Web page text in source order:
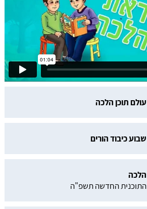
עולם תוכן הלכה
שבוע כיבוד הורים
הלכה
התוכנית החדשה תשפ"ה